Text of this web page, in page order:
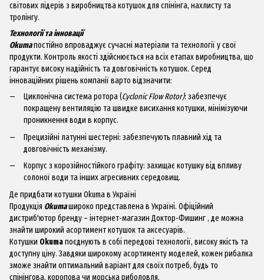
світових лідерів з виробництва котушок для спінінга, нахлисту та
тролінгу.
Технології та інновації
Okumaпостійно впроваджує сучасні матеріали та технології у свої
продукти. Контроль якості здійснюється на всіх етапах виробництва, що
гарантує високу надійність та довговічність котушок. Серед
інноваційних рішень компанії варто відзначити:
Циклонічна система ротора (Cyclonic Flow Rotor): забезпечує
покращену вентиляцію та швидке висихання котушки, мінімізуючи
проникнення води в корпус.
Прецизійні латунні шестерні: забезпечують плавний хід та
довговічність механізму.
Корпус з корозійностійкого графіту: захищає котушку від впливу
солоної води та інших агресивних середовищ.
Де придбати котушки Okuma в Україні
Продукція Okumaшироко представлена в Україні. Офіційний
дистриб'ютор бренду – інтернет-магазин Доктор-Фишинг, де можна
знайти широкий асортимент котушок та аксесуарів.
Котушки Okumaпоєднують в собі передові технології, високу якість та
доступну ціну. Завдяки широкому асортименту моделей, кожен рибалка
зможе знайти оптимальний варіант для своїх потреб, будь то
спінінгова, коропова чи морська риболовля.